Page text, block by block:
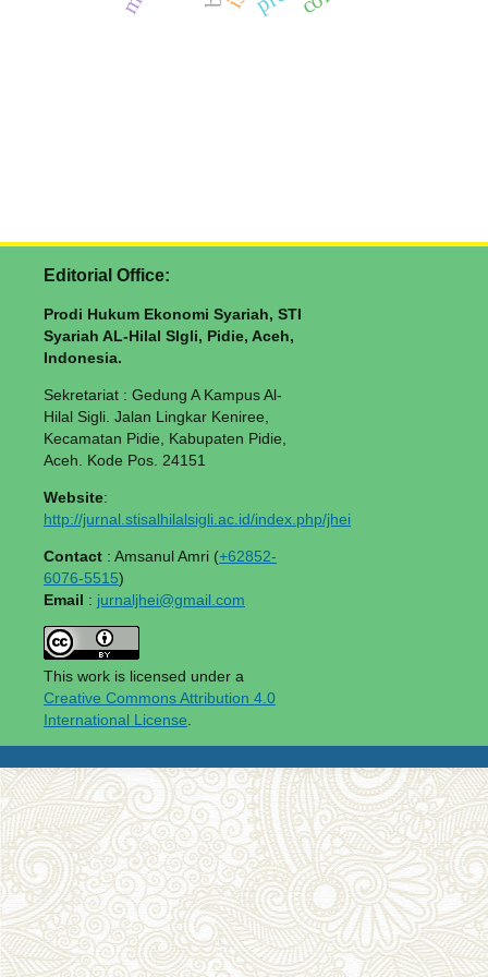
Editorial Office:
Prodi Hukum Ekonomi Syariah, STI
Syariah AL-Hilal SIgli, Pidie, Aceh,
Indonesia.
Sekretariat : Gedung A Kampus Al-
Hilal Sigli. Jalan Lingkar Keniree,
Kecamatan Pidie, Kabupaten Pidie,
Aceh. Kode Pos. 24151
Website:
http://jurnal.stisalhilalsigli.ac.id/index.php/jhei
Contact: Amsanul Amri (+62852-
6076-5515)
Email : jurnaljhei@gmail.com
This work is licensed under a
Creative Commons Attribution 4.0
International License.